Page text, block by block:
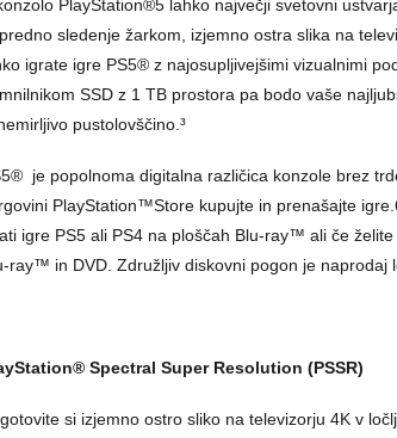
PlayStation®5 lahko največji svetovni
sledenje žarkom, izjemno ostra slika na
igrate igre PS5® z najosupljivejšimi vizualnimi
SSD z 1 TB prostora pa bodo vaše
pustolovščino.³
je popolnoma digitalna različica konzole brez
PlayStation™Store kupujte in prenašajte
igre PS5 ali PS4 na ploščah Blu-ray™ ali če
ray™ in DVD. Združljiv diskovni pogon je naprodaj
Spectral Super Resolution (PSSR)
si izjemno ostro sliko na televizorju 4K v